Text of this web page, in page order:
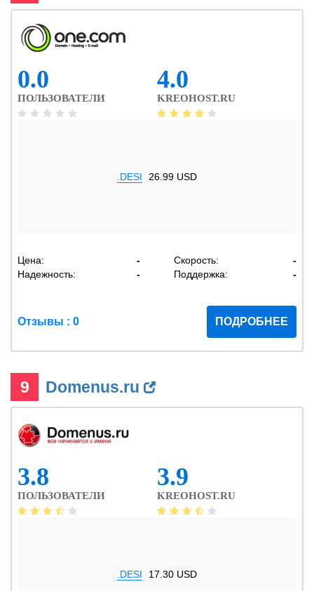
0.0
ПОЛЬЗОВАТЕЛИ
4.0
KREOHOST.RU
.DESI 26.99 USD
Цена: - Скорость:
-
Надежность:
- Поддержка: -
Отзывы : 0 ПОДРОБНЕЕ
9 Domenus.ru
3.8
ПОЛЬЗОВАТЕЛИ
3.9
KREOHOST.RU
.DESI 17.30 USD